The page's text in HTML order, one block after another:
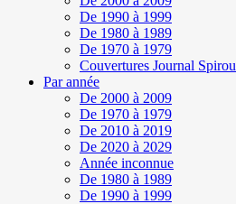
De 1990 à 1999
De 1980 à 1989
De 1970 à 1979
Couvertures Journal Spirou
Par année
De 2000 à 2009
De 1970 à 1979
De 2010 à 2019
De 2020 à 2029
Année inconnue
De 1980 à 1989
De 1990 à 1999